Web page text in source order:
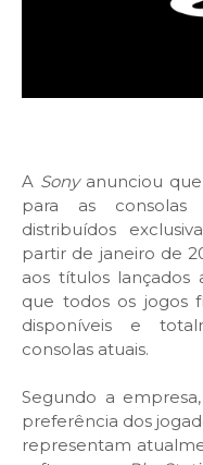
A Sony anunciou
para as consolas
distribuídos
partir de janeiro de
aos títulos lançados
que todos os jogos
disponíveis e
consolas atuais.
Segundo a
preferência dos
representam